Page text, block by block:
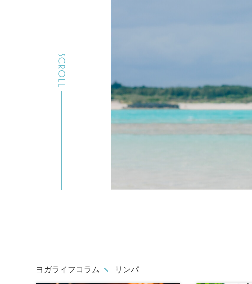
ヨガライフコラム リンパ